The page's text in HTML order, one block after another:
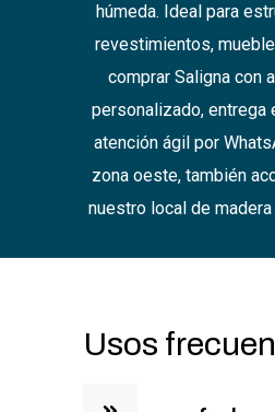
húmeda. Ideal para
revestimientos,
comprar Saligna con
personalizado, entrega
atención ágil por
zona oeste, también
nuestro local de madera
Usos